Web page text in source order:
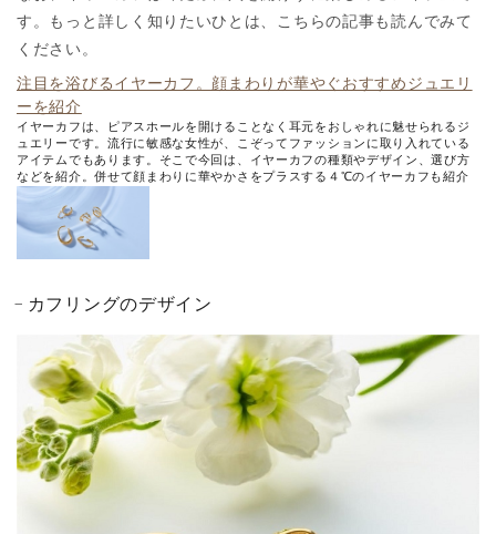
す。もっと詳しく知りたいひとは、こちらの記事も読んでみて
ください。
注目を浴びるイヤーカフ。顔まわりが華やぐおすすめジュエリ
ーを紹介
イヤーカフは、ピアスホールを開けることなく耳元をおしゃれに魅せられるジ
ュエリーです。流行に敏感な女性が、こぞってファッションに取り入れている
アイテムでもあります。そこで今回は、イヤーカフの種類やデザイン、選び方
などを紹介。併せて顔まわりに華やかさをプラスする４℃のイヤーカフも紹介
します。
カフリングのデザイン